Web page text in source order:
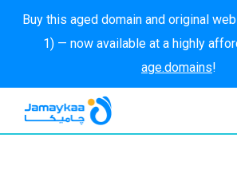
Buy this aged domain and original
1) — now available at a highly
age.domains!